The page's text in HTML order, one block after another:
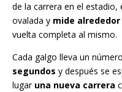
de la carrera en el
ovalada y mide
vuelta completa al mismo.
Cada galgo lleva un
segundos y después se
lugar una nueva carrera